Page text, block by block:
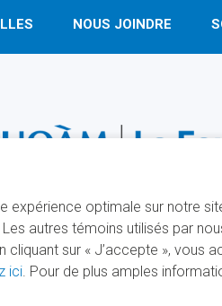
NOUS JOINDRE
expérience optimale sur notre
autres témoins utilisés par
sur « J’accepte », vous
ici. Pour de plus amples